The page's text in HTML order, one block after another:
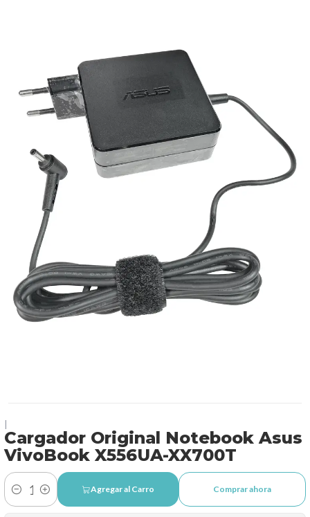
Cargador Original Notebook Asus
VivoBook X556UA-XX700T
Cantidad
Agregar al Carro Comprar ahora